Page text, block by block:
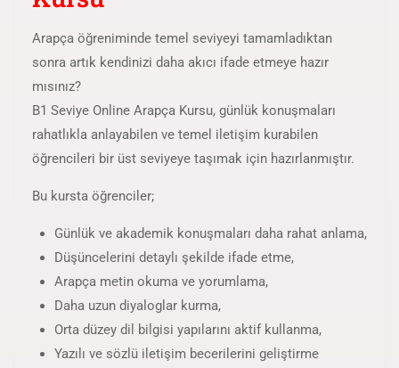
Arapça öğreniminde temel seviyeyi tamamladıktan
sonra artık kendinizi daha akıcı ifade etmeye hazır
mısınız?
B1 Seviye Online Arapça Kursu, günlük konuşmaları
rahatlıkla anlayabilen ve temel iletişim kurabilen
öğrencileri bir üst seviyeye taşımak için hazırlanmıştır.
Bu kursta öğrenciler;
Günlük ve akademik konuşmaları daha rahat anlama,
Düşüncelerini detaylı şekilde ifade etme,
Arapça metin okuma ve yorumlama,
Daha uzun diyaloglar kurma,
Orta düzey dil bilgisi yapılarını aktif kullanma,
Yazılı ve sözlü iletişim becerilerini geliştirme